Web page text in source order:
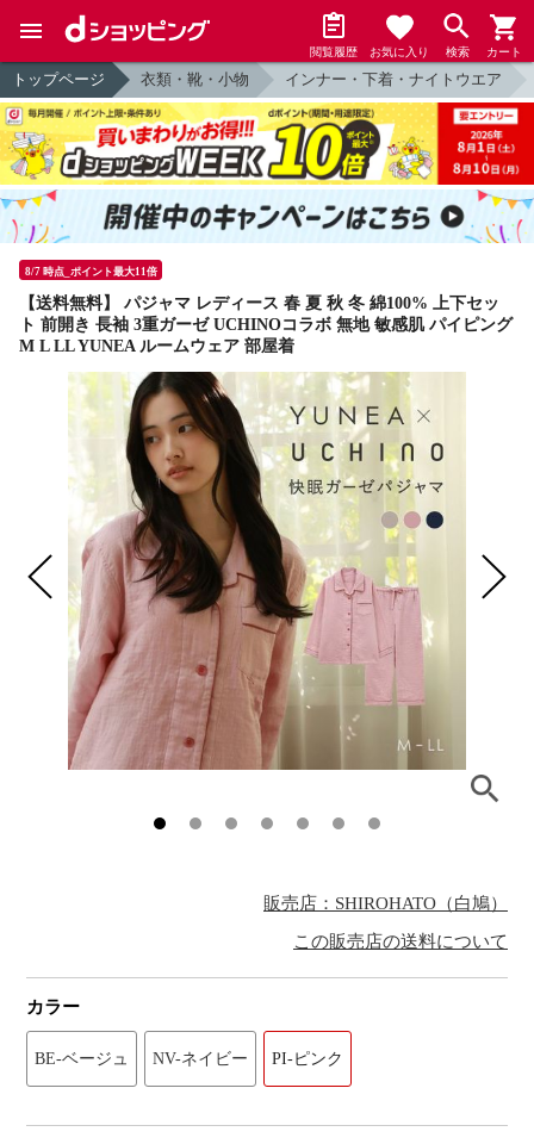
閲覧履歴 お気に入り 検索 カート
トップページ 衣類・靴・小物 インナー・下着・ナイトウエア
8/7 時点_ポイント最大11倍
【送料無料】 パジャマ レディース 春 夏 秋 冬 綿100% 上下セッ
ト 前開き 長袖 3重ガーゼ UCHINOコラボ 無地 敏感肌 パイピング
M L LL YUNEA ルームウェア 部屋着
販売店：SHIROHATO（白鳩）
この販売店の送料について
カラー
BE-ベージュ NV-ネイビー PI-ピンク